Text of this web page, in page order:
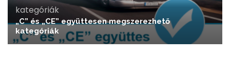
kategóriák
„C” és „CE” együttesen megszerezhető
kategóriák